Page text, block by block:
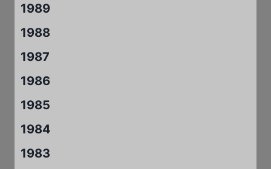
1989
1988
1987
1986
1985
1984
1983